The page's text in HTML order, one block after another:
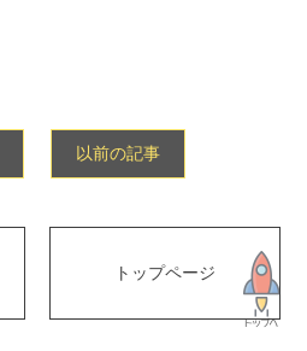
以前の記事
トップページ